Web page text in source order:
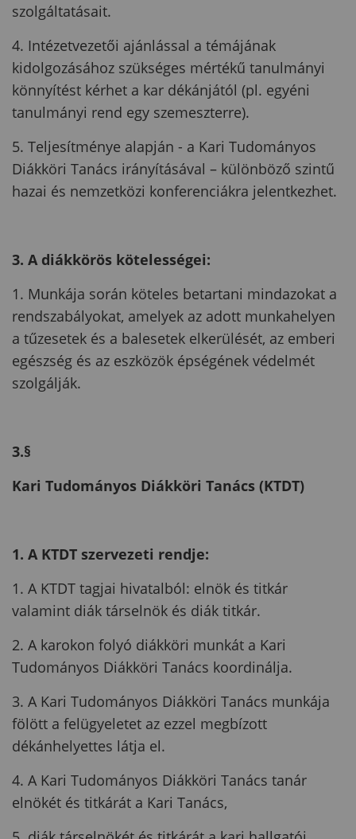
szolgáltatásait.
4. Intézetvezetői ajánlással a témájának
kidolgozásához szükséges mértékű tanulmányi
könnyítést kérhet a kar dékánjától (pl. egyéni
tanulmányi rend egy szemeszterre).
5. Teljesítménye alapján - a Kari Tudományos
Diákköri Tanács irányításával – különböző szintű
hazai és nemzetközi konferenciákra jelentkezhet.
3. A diákkörös kötelességei:
1. Munkája során köteles betartani mindazokat a
rendszabályokat, amelyek az adott munkahelyen
a tűzesetek és a balesetek elkerülését, az emberi
egészség és az eszközök épségének védelmét
szolgálják.
3.§
Kari Tudományos Diákköri Tanács (KTDT)
1. A KTDT szervezeti rendje:
1. A KTDT tagjai hivatalból: elnök és titkár
valamint diák társelnök és diák titkár.
2. A karokon folyó diákköri munkát a Kari
Tudományos Diákköri Tanács koordinálja.
3. A Kari Tudományos Diákköri Tanács munkája
fölött a felügyeletet az ezzel megbízott
dékánhelyettes látja el.
4. A Kari Tudományos Diákköri Tanács tanár
elnökét és titkárát a Kari Tanács,